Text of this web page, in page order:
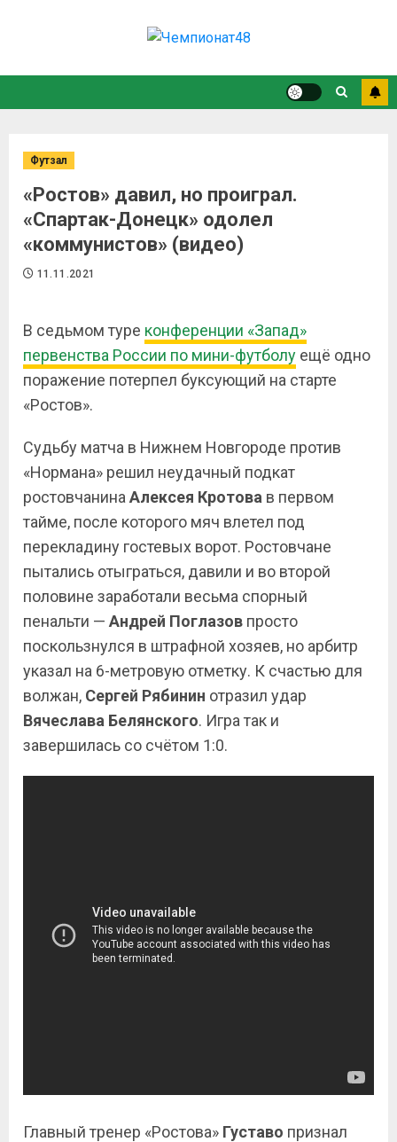
Футзал
«Ростов» давил, но проиграл.
«Спартак-Донецк» одолел
«коммунистов» (видео)
11.11.2021
В седьмом туре конференции «Запад»
первенства России по мини-футболу ещё одно
поражение потерпел буксующий на старте
«Ростов».
Судьбу матча в Нижнем Новгороде против
«Нормана» решил неудачный подкат
ростовчанина Алексея Кротова в первом
тайме, после которого мяч влетел под
перекладину гостевых ворот. Ростовчане
пытались отыграться, давили и во второй
половине заработали весьма спорный
пенальти — Андрей Поглазов просто
поскользнулся в штрафной хозяев, но арбитр
указал на 6-метровую отметку. К счастью для
волжан, Сергей Рябинин отразил удар
Вячеслава Белянского. Игра так и
завершилась со счётом 1:0.
Главный тренер «Ростова» Густаво признал